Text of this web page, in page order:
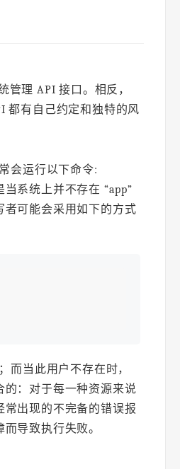
理 API 接口。相反，
都有自己约定和独特的风
会运行以下命令:
系统上并不存在 “app”
者可能会采用如下的方式
而当此用户不存在时，
的：对于每一种资源来说
出现的不完备的错误报
导致执行失败。